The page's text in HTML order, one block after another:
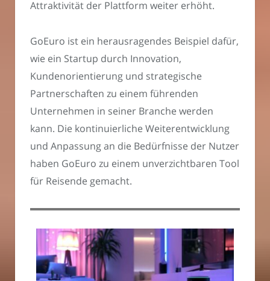
Attraktivität der Plattform weiter erhöht.
GoEuro ist ein herausragendes Beispiel dafür,
wie ein Startup durch Innovation,
Kundenorientierung und strategische
Partnerschaften zu einem führenden
Unternehmen in seiner Branche werden
kann. Die kontinuierliche Weiterentwicklung
und Anpassung an die Bedürfnisse der Nutzer
haben GoEuro zu einem unverzichtbaren Tool
für Reisende gemacht.